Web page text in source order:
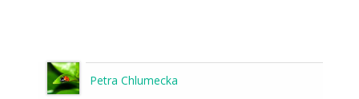
Petra Chlumecka